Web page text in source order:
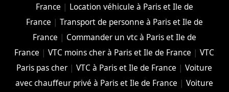
France | Location véhicule à Paris et Ile de
France | Transport de personne à Paris et Ile de
France | Commander un vtc à Paris et Ile de
France |VTC moins cher à Paris et Ile de France |VTC
Paris pas cher |VTC à Paris et Ile de France |Voiture
avec chauffeur privé à Paris et Ile de France |Voiture